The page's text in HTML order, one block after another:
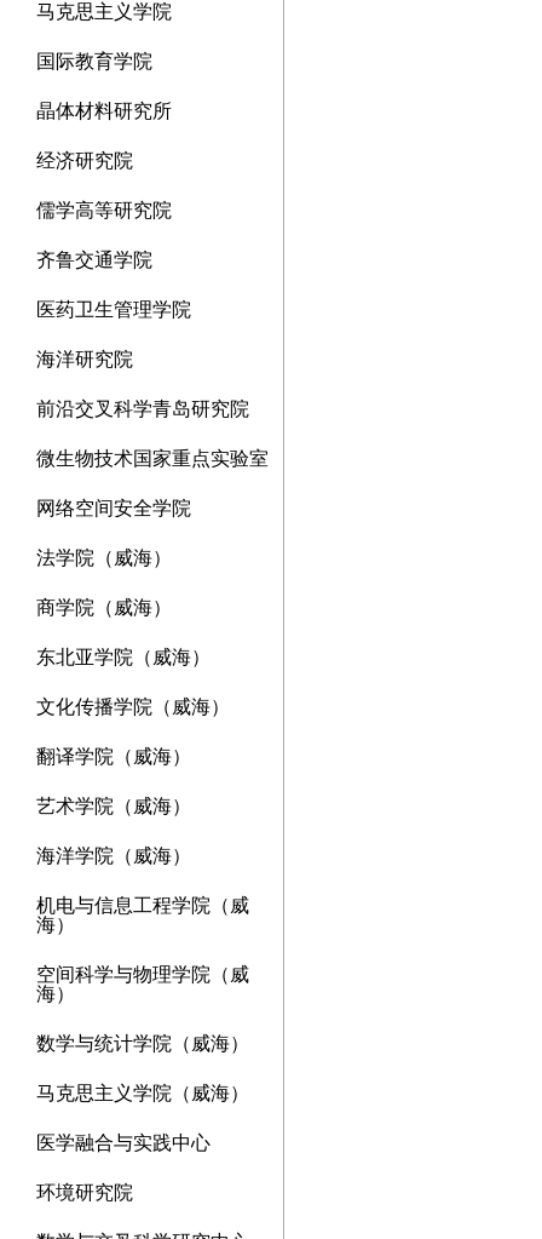
马克思主义学院
国际教育学院
晶体材料研究所
经济研究院
儒学高等研究院
齐鲁交通学院
医药卫生管理学院
海洋研究院
前沿交叉科学青岛研究院
微生物技术国家重点实验室
网络空间安全学院
法学院（威海）
商学院（威海）
东北亚学院（威海）
文化传播学院（威海）
翻译学院（威海）
艺术学院（威海）
海洋学院（威海）
机电与信息工程学院（威
海）
空间科学与物理学院（威
海）
数学与统计学院（威海）
马克思主义学院（威海）
医学融合与实践中心
环境研究院